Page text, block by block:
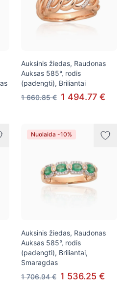
Auksinis žiedas, Raudonas
Auksas 585°, rodis
(padengti), Briliantai
1 660.85 € 1 494.77 €
Nuolaida -10%
Auksinis žiedas, Raudonas
Auksas 585°, rodis
(padengti), Briliantai,
Smaragdas
1 706.94 € 1 536.25 €